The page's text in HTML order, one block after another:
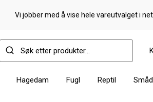
Vi jobber med å vise hele vareutvalget i
Hagedam Fugl Reptil